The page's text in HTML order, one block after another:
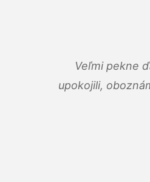
Veľmi pekne
upokojili,